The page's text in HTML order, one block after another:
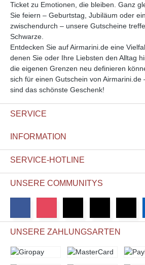
Ticket zu Emotionen, die bleiben. Ganz
Sie feiern – Geburtstag, Jubiläum oder
zwischendurch – unsere Gutscheine
Schwarze.
Entdecken Sie auf Airmarini.de eine
denen Sie oder Ihre Liebsten den Alltag
die eigenen Grenzen neu definieren
sich für einen Gutschein von Airmarini.de
sind das schönste Geschenk!
SERVICE
INFORMATION
SERVICE-HOTLINE
UNSERE COMMUNITYS
UNSERE ZAHLUNGSARTEN